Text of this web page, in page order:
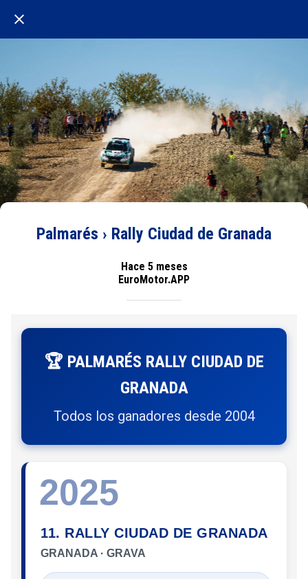
Palmarés › Rally Ciudad de Granada
Hace 5 meses
EuroMotor.APP
🏆 PALMARÉS RALLY CIUDAD DE
GRANADA
Todos los ganadores desde 2004
2025
11. RALLY CIUDAD DE GRANADA
GRANADA · GRAVA